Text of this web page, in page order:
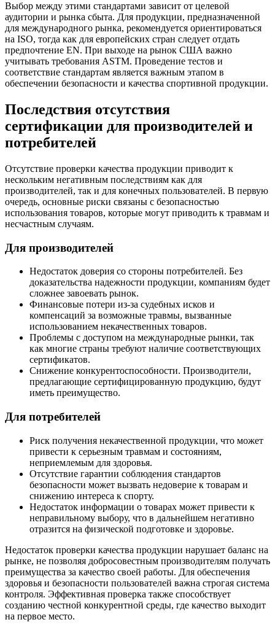
Выбор между этими стандартами зависит от целевой
аудитории и рынка сбыта. Для продукции, предназначенной
для международного рынка, рекомендуется ориентироваться
на ISO, тогда как для европейских стран следует отдать
предпочтение EN. При выходе на рынок США важно
учитывать требования ASTM. Проведение тестов и
соответствие стандартам является важным этапом в
обеспечении безопасности и качества спортивной продукции.
Последствия отсутствия
сертификации для производителей и
потребителей
Отсутствие проверки качества продукции приводит к
нескольким негативным последствиям как для
производителей, так и для конечных пользователей. В первую
очередь, основные риски связаны с безопасностью
использования товаров, которые могут приводить к травмам и
несчастным случаям.
Для производителей
Недостаток доверия со стороны потребителей. Без
доказательства надежности продукции, компаниям будет
сложнее завоевать рынок.
Финансовые потери из-за судебных исков и
компенсаций за возможные травмы, вызванные
использованием некачественных товаров.
Проблемы с доступом на международные рынки, так
как многие страны требуют наличие соответствующих
сертификатов.
Снижение конкурентоспособности. Производители,
предлагающие сертифицированную продукцию, будут
иметь преимущество.
Для потребителей
Риск получения некачественной продукции, что может
привести к серьезным травмам и состояниям,
неприемлемым для здоровья.
Отсутствие гарантии соблюдения стандартов
безопасности может вызвать недоверие к товарам и
снижению интереса к спорту.
Недостаток информации о товарах может привести к
неправильному выбору, что в дальнейшем негативно
отразится на физической подготовке и здоровье.
Недостаток проверки качества продукции нарушает баланс на
рынке, не позволяя добросовестным производителям получать
преимущества за качество своей работы. Для обеспечения
здоровья и безопасности пользователей важна строгая система
контроля. Эффективная проверка также способствует
созданию честной конкурентной среды, где качество выходит
на первое место.